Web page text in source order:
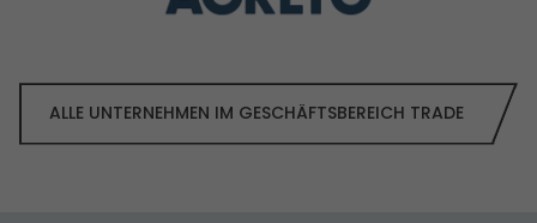
ALLE UNTERNEHMEN IM GESCHÄFTS­BEREICH TRADE